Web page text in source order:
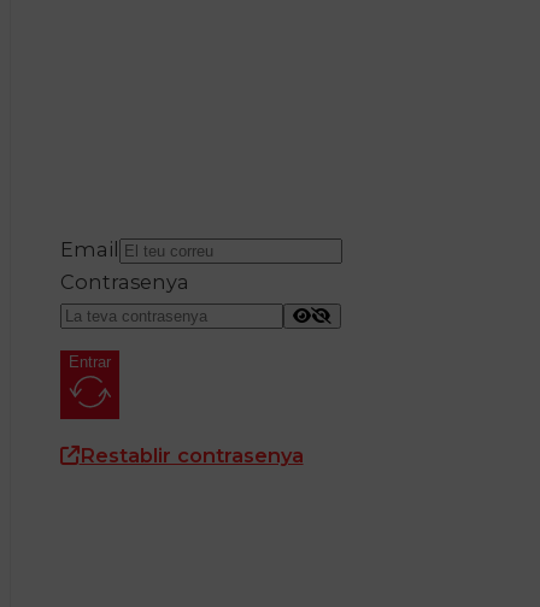
Email
Contrasenya
Entrar
Restablir contrasenya